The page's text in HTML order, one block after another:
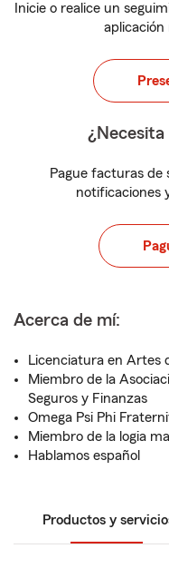
Inicie o realice un
aplicación
Pague facturas de
notificaciones
Acerca de mí:
Licenciatura en Artes
Miembro de la
Seguros y Finanzas
Omega Psi Phi
Miembro de la logia
Hablamos español
Productos y